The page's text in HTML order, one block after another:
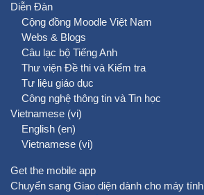
Diễn Đàn
Cộng đồng Moodle Việt Nam
Webs & Blogs
Câu lạc bộ Tiếng Anh
Thư viện Đề thi và Kiểm tra
Tư liệu giáo dục
Công nghệ thông tin và Tin học
Vietnamese ‎(vi)‎
English ‎(en)‎
Vietnamese ‎(vi)‎
Get the mobile app
Chuyển sang Giao diện dành cho máy tính